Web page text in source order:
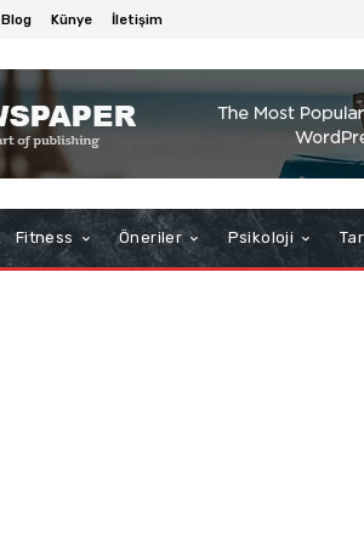
Blog Künye İletişim
Fitness Öneriler Psikoloji